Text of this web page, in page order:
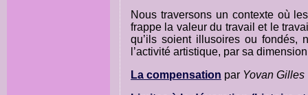
Nous traversons un contexte où
frappe la valeur du travail et le
qu’ils soient illusoires ou fondés,
l’activité artistique, par sa
La compensation par Yovan Gilles